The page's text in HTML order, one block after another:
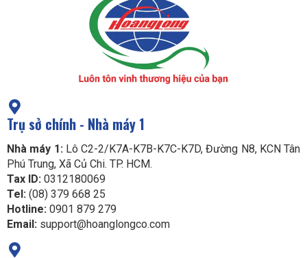
Trụ sở chính - Nhà máy 1
Nhà máy 1: Lô C2-2/K7A-K7B-K7C-K7D, Đường N8, KCN Tân
Phú Trung, Xã Củ Chi. TP. HCM.
Tax ID: 0312180069
Tel: (08) 379 668 25
Hotline: 0901 879 279
Email: support@hoanglongco.com